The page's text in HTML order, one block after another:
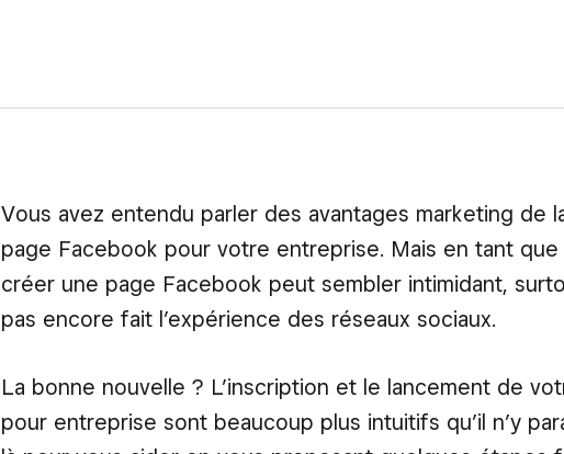
Vous avez entendu parler des avantages marketing de
page Facebook pour votre entreprise. Mais en tant que
créer une page Facebook peut sembler intimidant,
pas encore fait l’expérience des réseaux sociaux.
La bonne nouvelle ? L’inscription et le lancement de
pour entreprise sont beaucoup plus intuitifs qu’il n’y